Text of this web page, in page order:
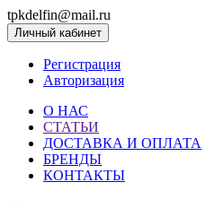
tpkdelfin@mail.ru
Личный кабинет
Регистрация
Авторизация
О НАС
СТАТЬИ
ДОСТАВКА И ОПЛАТА
БРЕНДЫ
КОНТАКТЫ